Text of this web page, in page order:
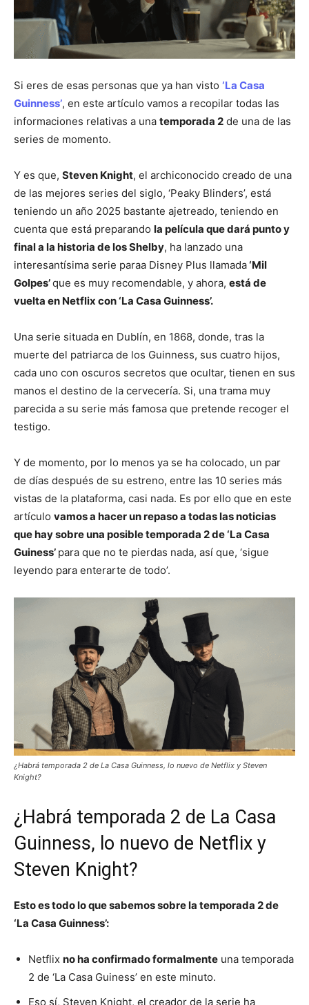
Si eres de esas personas que ya han visto ‘La Casa
Guinness’, en este artículo vamos a recopilar todas las
informaciones relativas a una temporada 2 de una de las
series de momento.
Y es que, Steven Knight, el archiconocido creado de una
de las mejores series del siglo, ‘Peaky Blinders’, está
teniendo un año 2025 bastante ajetreado, teniendo en
cuenta que está preparando la película que dará punto y
final a la historia de los Shelby, ha lanzado una
interesantísima serie paraa Disney Plus llamada‘Mil
Golpes’que es muy recomendable, y ahora, está de
vuelta en Netflix con ‘La Casa Guinness’.
Una serie situada en Dublín, en 1868, donde, tras la
muerte del patriarca de los Guinness, sus cuatro hijos,
cada uno con oscuros secretos que ocultar, tienen en sus
manos el destino de la cervecería. Si, una trama muy
parecida a su serie más famosa que pretende recoger el
testigo.
Y de momento, por lo menos ya se ha colocado, un par
de días después de su estreno, entre las 10 series más
vistas de la plataforma, casi nada. Es por ello que en este
artículo vamos a hacer un repaso a todas las noticias
que hay sobre una posible temporada 2 de ‘La Casa
Guiness’ para que no te pierdas nada, así que, ‘sigue
leyendo para enterarte de todo’.
¿Habrá temporada 2 de La Casa Guinness, lo nuevo de Netflix y Steven
Knight?
¿Habrá temporada 2 de La Casa
Guinness, lo nuevo de Netflix y
Steven Knight?
Esto es todo lo que sabemos sobre la temporada 2 de
‘La Casa Guinness’:
Netflix no ha confirmado formalmente una temporada
2 de ‘La Casa Guiness’ en este minuto.
Eso sí, Steven Knight, el creador de la serie ha